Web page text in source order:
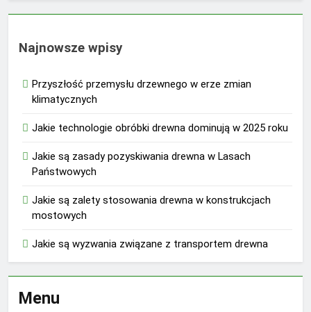
Najnowsze wpisy
Przyszłość przemysłu drzewnego w erze zmian
klimatycznych
Jakie technologie obróbki drewna dominują w 2025 roku
Jakie są zasady pozyskiwania drewna w Lasach
Państwowych
Jakie są zalety stosowania drewna w konstrukcjach
mostowych
Jakie są wyzwania związane z transportem drewna
Menu